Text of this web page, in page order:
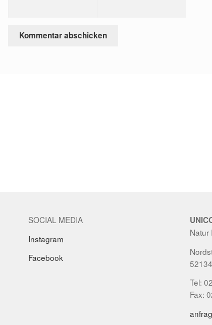
SOCIAL MEDIA
Instagram
Facebook
Natur
Tel:
Fax: